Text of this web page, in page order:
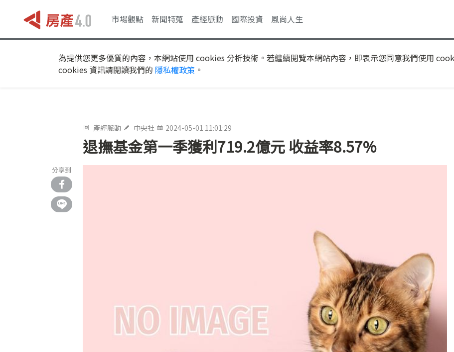
市場觀點 新聞特蒐 產經脈動 國際投資 風尚人生
為提供您更多優質的內容，本網站使用 cookies 分析技術。若繼續閱覽本網站內容，即表示您同意我們使用
cookies 資訊請閱讀我們的 隱私權政策 。
產經脈動 中央社 2024-05-01 11:01:29
退撫基金第一季獲利719.2億元 收益率8.57%
分享到